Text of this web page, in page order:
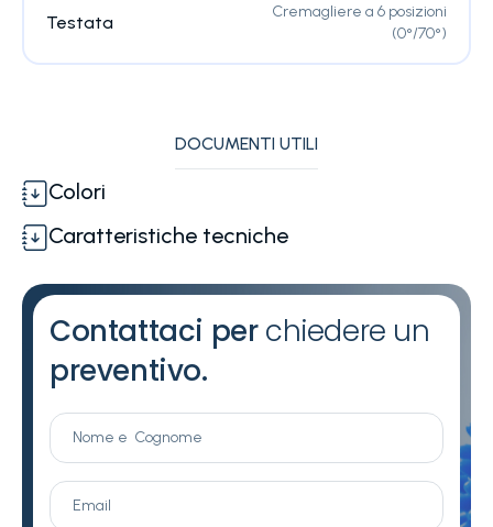
Testata
Cremagliere a 6 posizioni
(0°/70°)
DOCUMENTI UTILI
Colori
Caratteristiche tecniche
Contattaci perchiedere un
preventivo.